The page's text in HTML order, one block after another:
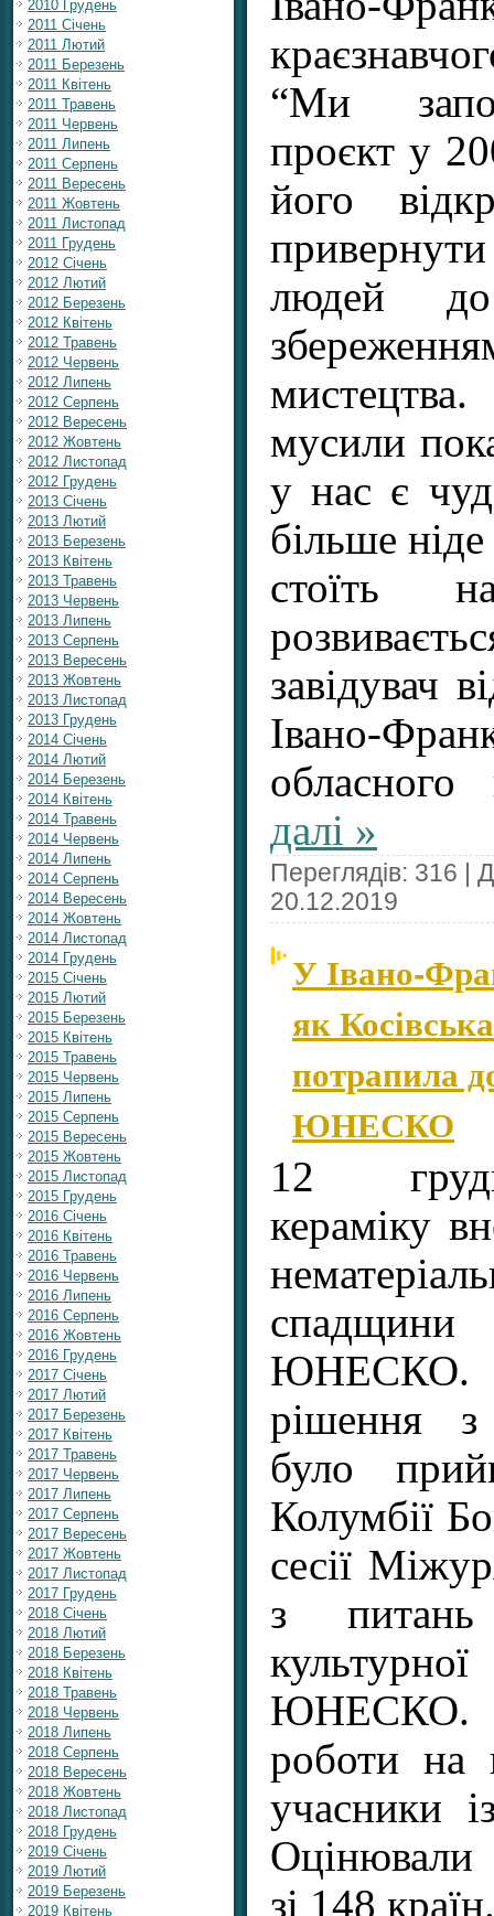
2010 Грудень
2011 Січень
2011 Лютий
2011 Березень
2011 Квітень
2011 Травень
2011 Червень
2011 Липень
2011 Серпень
2011 Вересень
2011 Жовтень
2011 Листопад
2011 Грудень
2012 Січень
2012 Лютий
2012 Березень
2012 Квітень
2012 Травень
2012 Червень
2012 Липень
2012 Серпень
2012 Вересень
2012 Жовтень
2012 Листопад
2012 Грудень
2013 Січень
2013 Лютий
2013 Березень
2013 Квітень
2013 Травень
2013 Червень
2013 Липень
2013 Серпень
2013 Вересень
2013 Жовтень
2013 Листопад
2013 Грудень
2014 Січень
2014 Лютий
2014 Березень
2014 Квітень
2014 Травень
2014 Червень
2014 Липень
2014 Серпень
2014 Вересень
2014 Жовтень
2014 Листопад
2014 Грудень
2015 Січень
2015 Лютий
2015 Березень
2015 Квітень
2015 Травень
2015 Червень
2015 Липень
2015 Серпень
2015 Вересень
2015 Жовтень
2015 Листопад
2015 Грудень
2016 Січень
2016 Квітень
2016 Травень
2016 Червень
2016 Липень
2016 Серпень
2016 Жовтень
2016 Грудень
2017 Січень
2017 Лютий
2017 Березень
2017 Квітень
2017 Травень
2017 Червень
2017 Липень
2017 Серпень
2017 Вересень
2017 Жовтень
2017 Листопад
2017 Грудень
2018 Січень
2018 Лютий
2018 Березень
2018 Квітень
2018 Травень
2018 Червень
2018 Липень
2018 Серпень
2018 Вересень
2018 Жовтень
2018 Листопад
2018 Грудень
2019 Січень
2019 Лютий
2019 Березень
2019 Квітень
“Ми
проєкт у
його
людей до
мусили
у нас є
більше
стоїть
завідувач
Івано-
далі »
Переглядів: 316 |
20.12.2019
У Івано-
як
потрапила
ЮНЕСКО
12
кераміку
ЮНЕСКО.
рішення
було
Колумбії
сесії
з питань
роботи на
учасники
Оцінювали
зі 148 країн.